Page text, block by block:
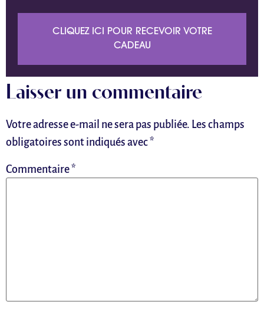
CLIQUEZ ICI POUR RECEVOIR VOTRE
CADEAU
Laisser un commentaire
Votre adresse e-mail ne sera pas publiée. Les champs
obligatoires sont indiqués avec *
Commentaire *